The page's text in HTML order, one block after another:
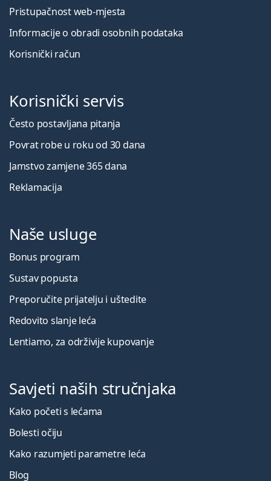
Pristupačnost web-mjesta
Informacije o obradi osobnih podataka
Korisnički račun
Korisnički servis
Često postavljana pitanja
Povrat robe u roku od 30 dana
Jamstvo zamjene 365 dana
Reklamacija
Naše usluge
Bonus program
Sustav popusta
Preporučite prijatelju i uštedite
Redovito slanje leća
Lentiamo, za održivije kupovanje
Savjeti naših stručnjaka
Kako početi s lećama
Bolesti očiju
Kako razumjeti parametre leća
Blog